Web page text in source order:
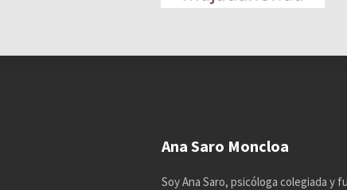
Ana Saro Moncloa
Soy Ana Saro, psicóloga colegiada y